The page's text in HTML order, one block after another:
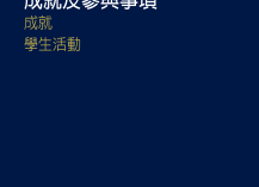
成就
學生活動